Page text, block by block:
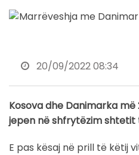
20/09/2022 08:34
Kosova dhe Danimarka
jepen në shfrytëzim shtetit
E pas kësaj në prill të këtij